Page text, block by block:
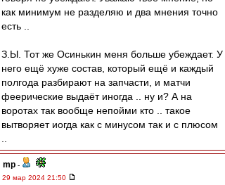
как минимум не разделяю и два мнения точно
есть ..
З.Ы. Тот же Осинькин меня больше убеждает. У
него ещё хуже состав, который ещё и каждый
полгода разбирают на запчасти, и матчи
феерические выдаёт иногда .. ну и? А на
воротах так вообще непойми кто .. такое
вытворяет иогда как с минусом так и с плюсом
mp -
29 мар 2024 21:50